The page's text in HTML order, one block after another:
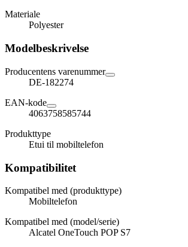
Materiale
Polyester
Modelbeskrivelse
Producentens varenummer
DE-182274
EAN-kode
4063758585744
Produkttype
Etui til mobiltelefon
Kompatibilitet
Kompatibel med (produkttype)
Mobiltelefon
Kompatibel med (model/serie)
Alcatel OneTouch POP S7